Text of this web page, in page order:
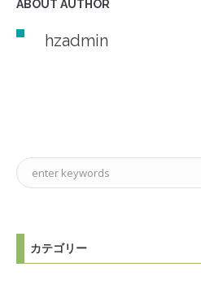
ABOUT AUTHOR
hzadmin
カテゴリー